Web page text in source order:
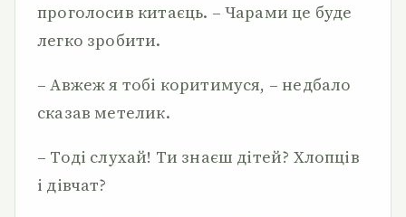
проголосив китаєць. – Чарами це буде
легко зробити.
– Авжеж я тобі коритимуся, – недбало
сказав метелик.
– Тоді слухай! Ти знаєш дітей? Хлопців
і дівчат?